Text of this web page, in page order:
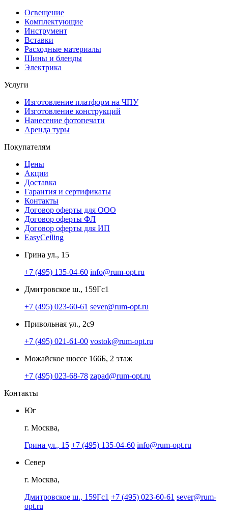
Освещение
Комплектующие
Инструмент
Вставки
Расходные материалы
Шины и бленды
Электрика
Услуги
Изготовление платформ на ЧПУ
Изготовление конструкций
Нанесение фотопечати
Аренда туры
Покупателям
Цены
Акции
Доставка
Гарантия и сертификаты
Контакты
Договор оферты для ООО
Договор оферты ФЛ
Договор оферты для ИП
EasyCeiling
Грина ул., 15
+7 (495) 135-04-60 info@rum-opt.ru
Дмитровское ш., 159Гс1
+7 (495) 023-60-61 sever@rum-opt.ru
Привольная ул., 2с9
+7 (495) 021-61-00 vostok@rum-opt.ru
Можайское шоссе 166Б, 2 этаж
+7 (495) 023-68-78 zapad@rum-opt.ru
Контакты
Юг
г. Москва,
Грина ул., 15 +7 (495) 135-04-60 info@rum-opt.ru
Север
г. Москва,
Дмитровское ш., 159Гс1 +7 (495) 023-60-61 sever@rum-
opt.ru